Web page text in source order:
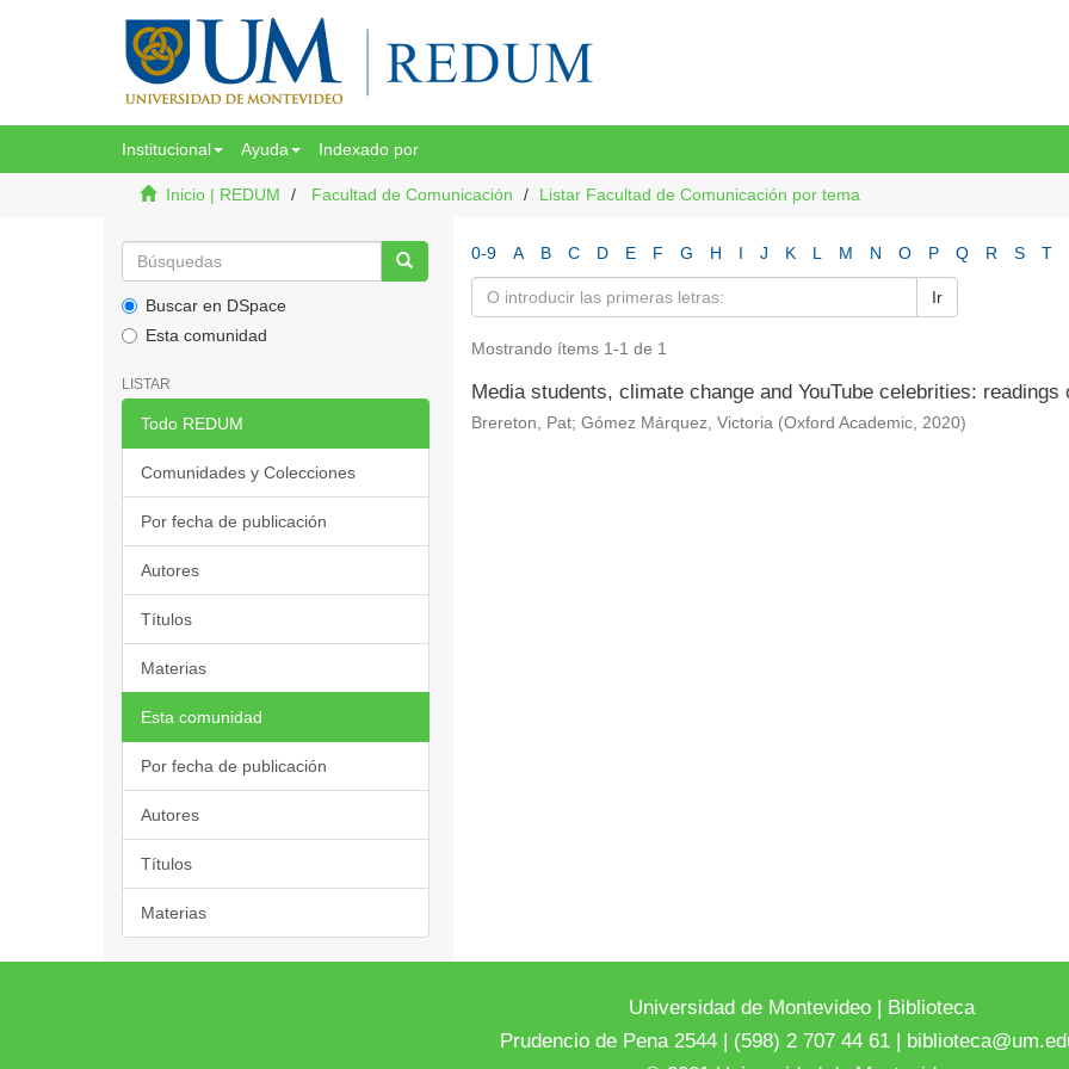
Institucional Ayuda Indexado por
Inicio | REDUM Facultad de Comunicación Listar Facultad de Comunicación por tema
Buscar en DSpace
Esta comunidad
LISTAR
Todo REDUM
Comunidades y Colecciones
Por fecha de publicación
Autores
Títulos
Materias
Esta comunidad
Por fecha de publicación
Autores
Títulos
Materias
0-9 A B C D E F G H I J K L M N O P Q R S T
Ir
Mostrando ítems 1-1 de 1
Media students, climate change and YouTube celebrities:
Brereton, Pat; Gómez Márquez, Victoria (Oxford Academic, 2020)
Universidad de Montevideo | Biblioteca
Prudencio de Pena 2544 | (598) 2 707 44 61 |